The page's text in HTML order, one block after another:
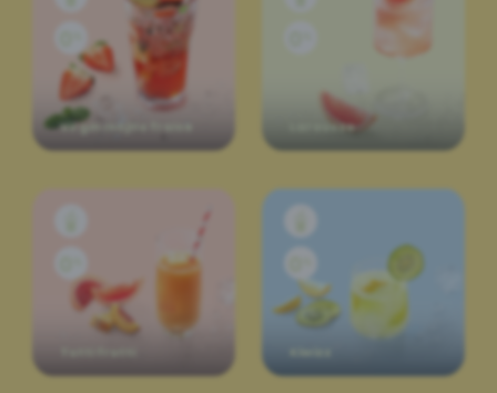
Virgin mojito fraise Larousso